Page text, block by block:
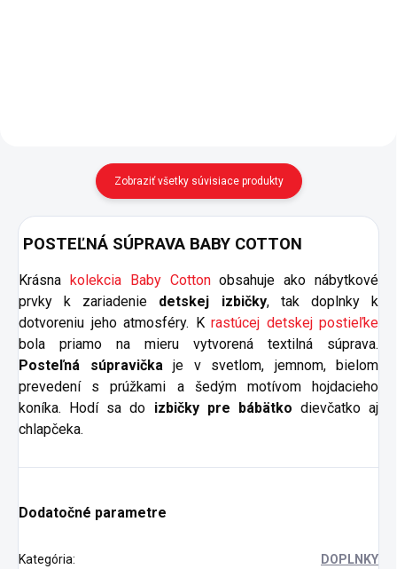
Zobraziť všetky súvisiace produkty
POSTEĽNÁ SÚPRAVA BABY COTTON
Krásna kolekcia Baby Cottonobsahuje ako nábytkové
prvky k zariadenie detskej izbičky, tak doplnky k
dotvoreniu jeho atmosféry. K rastúcej detskej postieľke
bola priamo na mieru vytvorená textilná súprava.
Posteľná súpravičkaje v svetlom, jemnom, bielom
prevedení s prúžkami a šedým motívom hojdacieho
koníka. Hodí sa do izbičky pre bábätko dievčatko aj
chlapčeka.
Dodatočné parametre
Kategória: DOPLNKY